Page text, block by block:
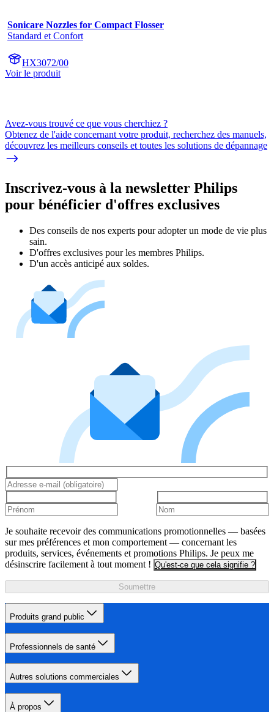
Sonicare Nozzles for Compact Flosser
Standard et Confort
HX3072/00
Voir le produit
Avez-vous trouvé ce que vous cherchiez ?
Obtenez de l'aide concernant votre produit, recherchez des manuels,
découvrez les meilleurs conseils et toutes les solutions de dépannage
Inscrivez-vous à la newsletter Philips
pour bénéficier d'offres exclusives
Des conseils de nos experts pour adopter un mode de vie plus
sain.
D'offres exclusives pour les membres Philips.
D'un accès anticipé aux soldes.
Je souhaite recevoir des communications promotionnelles — basées
sur mes préférences et mon comportement — concernant les
produits, services, événements et promotions Philips. Je peux me
désinscrire facilement à tout moment ! Qu'est-ce que cela signifie ?
Soumettre
Produits grand public
Professionnels de santé
Autres solutions commerciales
À propos